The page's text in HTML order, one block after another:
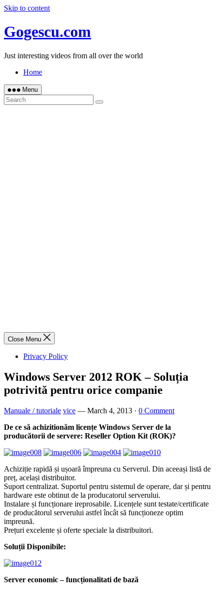
Skip to content
Gogescu.com
Just interesting videos from all over the world
Home
Menu
Close Menu
Privacy Policy
Windows Server 2012 ROK – Soluția
potrivită pentru orice companie
Manuale / tutoriale vice — March 4, 2013 · 0 Comment
De ce să achizitionăm licențe Windows Server de la
producătorii de servere: Reseller Option Kit (ROK)?
Achiziție rapidă și ușoară împreuna cu Serverul. Din aceeași listă de
preț, același distribuitor.
Suport centralizat. Suportul pentru sistemul de operare, dar și pentru
hardware este obtinut de la producatorul serverului.
Instalare și funcționare ireprosabile. Licențele sunt testate/certificate
de producătorul serverului astfel încât să funcționeze optim
impreună.
Prețuri excelente și oferte speciale la distribuitori.
Soluții Disponibile:
Server economic – funcționalitati de bază